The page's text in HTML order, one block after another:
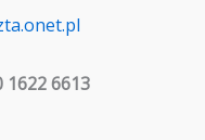
1622 6613